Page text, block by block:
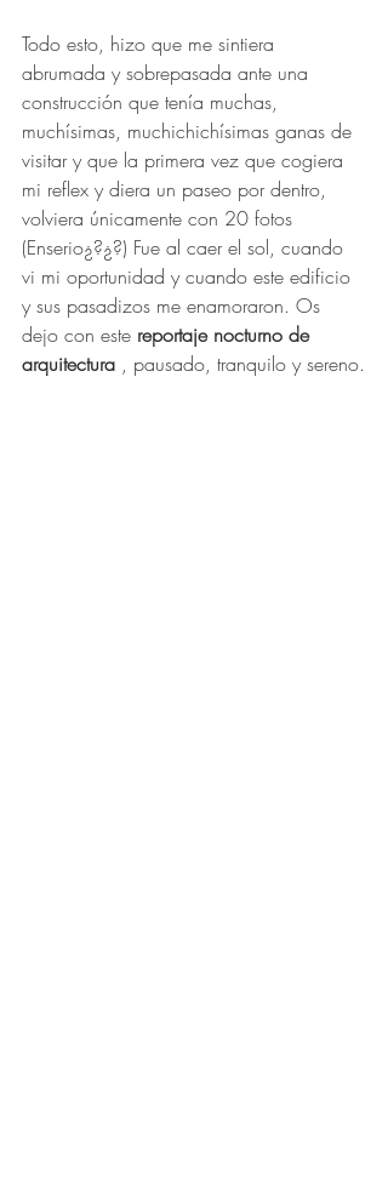
Todo esto, hizo que me sintiera
abrumada y sobrepasada ante una
construcción que tenía muchas,
muchísimas, muchichichísimas ganas de
visitar y que la primera vez que cogiera
mi reflex y diera un paseo por dentro,
volviera únicamente con 20 fotos
(Enserio¿?¿?) Fue al caer el sol, cuando
vi mi oportunidad y cuando este edificio
y sus pasadizos me enamoraron. Os
dejo con este reportaje nocturno de
arquitectura , pausado, tranquilo y sereno.